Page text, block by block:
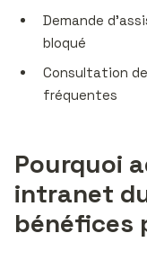
Demande
bloqué
Consultation
fréquentes
Pourquoi
intranet
bénéfices